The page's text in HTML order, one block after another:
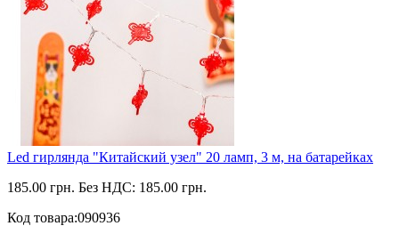
Led гирлянда "Китайский узел" 20 ламп, 3 м, на батарейках
185.00 грн. Без НДС: 185.00 грн.
Код товара:090936